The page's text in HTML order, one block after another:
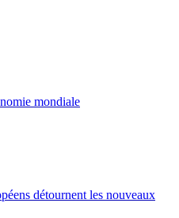
mondiale
détournent les nouveaux